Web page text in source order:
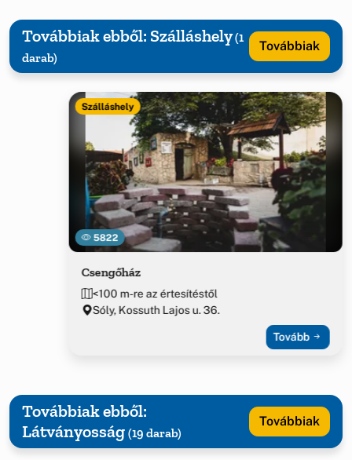
Továbbiak ebből: Szálláshely(1
darab)
Továbbiak
5822
Szálláshely
Csengőház
<100 m-re az értesítéstől
Sóly, Kossuth Lajos u. 36.
Tovább
Továbbiak ebből:
Látványosság (19 darab)
Továbbiak